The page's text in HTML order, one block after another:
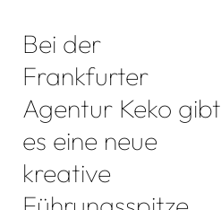
Bei der
Frankfurter
Agentur Keko gibt
es eine neue
kreative